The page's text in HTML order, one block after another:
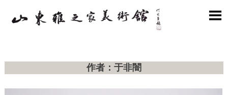

作者：于非闇